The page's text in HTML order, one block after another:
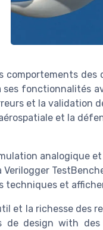
comportements
fonctionnalités
et la validation
et la
analogique
techniques et
et la richesse des
design with des